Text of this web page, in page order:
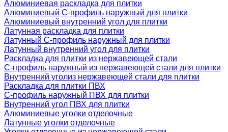
Алюминиевая раскладка для плитки
Алюминиевый С-профиль наружный для плитки
Алюминиевый внутренний угол для плитки
Латунная раскладка для плитки
Латунный С-профиль наружный для плитки
Латунный внутренний угол для плитки
Раскладка для плитки из нержавеющей стали
С-профиль наружный из нержавеющей стали для плитки
Внутренний уголиз нержавеющей стали для плитки
Раскладка для плитки ПВХ
С-профиль наружный ПВХ для плитки
Внутренний угол ПВХ для плитки
Алюминиевые уголки отделочные
Латунные уголки отделочные